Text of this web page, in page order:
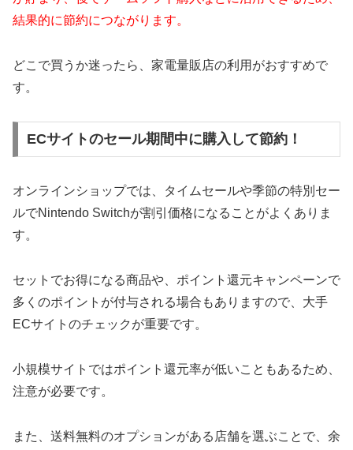
結果的に節約につながります。
どこで買うか迷ったら、家電量販店の利用がおすすめで
す。
ECサイトのセール期間中に購入して節約！
オンラインショップでは、タイムセールや季節の特別セー
ルでNintendo Switchが割引価格になることがよくありま
す。
セットでお得になる商品や、ポイント還元キャンペーンで
多くのポイントが付与される場合もありますので、大手
ECサイトのチェックが重要です。
小規模サイトではポイント還元率が低いこともあるため、
注意が必要です。
また、送料無料のオプションがある店舗を選ぶことで、余